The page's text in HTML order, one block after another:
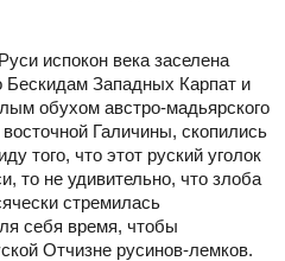
испокон века заселена
Бескидам Западных Карпат и
обухом австро-мадьярского
Галичины, скопились
того, что этот руский уголок
то не удивительно, что злоба
стремилась
себя время, чтобы
Отчизне русинов-лемков.